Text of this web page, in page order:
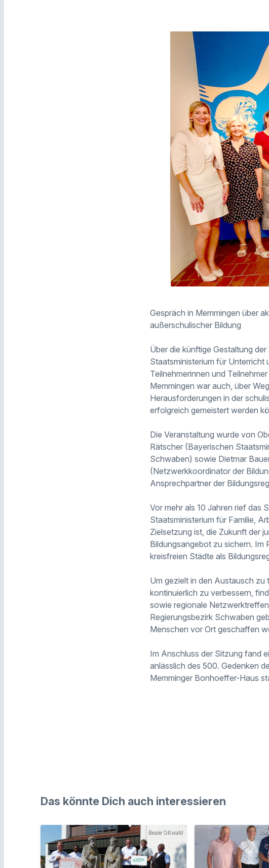
Gespräch in Memmingen über
außerschulischer Bildung
Über die künftige Gestaltung
Staatsministerium für
Teilnehmerinnen und
Memmingen war auch, über
Herausforderungen in der
erfolgreich gemeistert werden
Die Veranstaltung wurde von
Rätscher (Bayerischen
Schwaben) sowie Dietmar
(Netzwerkkoordinator der
Ansprechpartner der
Vor mehr als 10 Jahren rief das
Staatsministerium für Familie,
Zielsetzung ist, die Zukunft der
Bildungsangebot zu sichern. Im
kreisfreien Städte als
Um gezielt in den Austausch zu
kontinuierlich zu verbessern,
sowie regionale
Regierungsbezirk Schwaben
Menschen vor Ort geschaffen
Im Anschluss der Sitzung fand
anlässlich des 500. Gedenken
Memminger Bonhoeffer-Haus
Das könnte Dich auch interessieren
Beate Oßwald